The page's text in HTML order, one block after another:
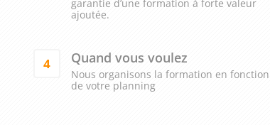
garantie d’une formation à forte valeur
ajoutée.
4 Quand vous voulez
Nous organisons la formation en fonction
de votre planning